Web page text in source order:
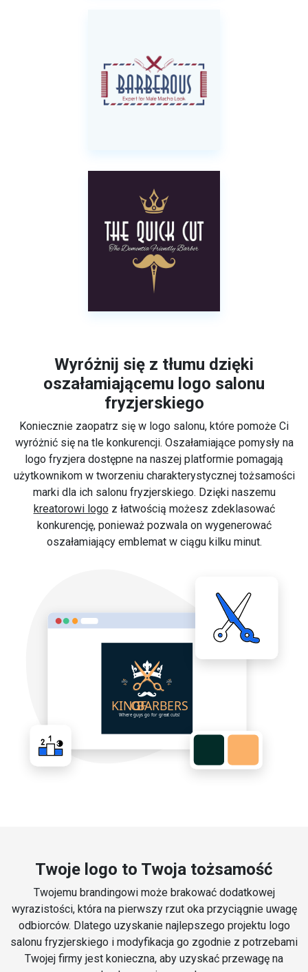
Wyróżnij się z tłumu dzięki
oszałamiającemu logo salonu
fryzjerskiego
Koniecznie zaopatrz się w logo salonu, które pomoże Ci
wyróżnić się na tle konkurencji. Oszałamiające pomysły na
logo fryzjera dostępne na naszej platformie pomagają
użytkownikom w tworzeniu charakterystycznej tożsamości
marki dla ich salonu fryzjerskiego. Dzięki naszemu
kreatorowi logoz łatwością możesz zdeklasować
konkurencję, ponieważ pozwala on wygenerować
oszałamiający emblemat w ciągu kilku minut.
Twoje logo to Twoja tożsamość
Twojemu brandingowi może brakować dodatkowej
wyrazistości, która na pierwszy rzut oka przyciągnie uwagę
odbiorców. Dlatego uzyskanie najlepszego projektu logo
salonu fryzjerskiego i modyfikacja go zgodnie z potrzebami
Twojej firmy jest konieczna, aby uzyskać przewagę na